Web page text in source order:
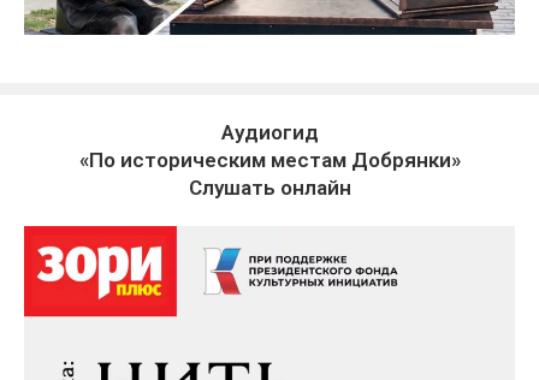
Аудиогид
«По историческим местам Добрянки»
Слушать онлайн